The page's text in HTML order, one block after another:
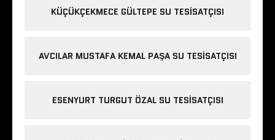
KÜÇÜKÇEKMECE GÜLTEPE SU TESISATÇISI
AVCILAR MUSTAFA KEMAL PAŞA SU TESISATÇISI
ESENYURT TURGUT ÖZAL SU TESISATÇISI